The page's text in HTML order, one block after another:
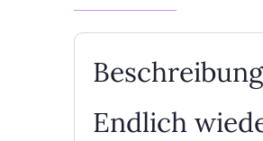
Beschreibung
Endlich